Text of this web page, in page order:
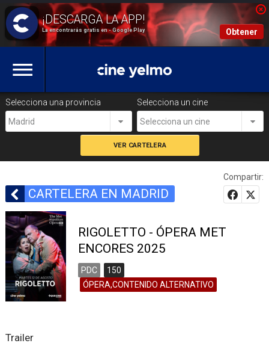
La encontrarás gratis en - Google Play Obtener
Selecciona una provincia
Madrid
Selecciona un cine
Selecciona un cine
CARTELERA EN MADRID
Compartir:
RIGOLETTO - ÓPERA MET
ENCORES 2025
PDC
150
ÓPERA,CONTENIDO ALTERNATIVO
Trailer